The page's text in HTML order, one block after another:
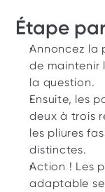
Étape
Annoncez la
de maintenir
la question.
Ensuite, les
deux à trois
les pliures
distinctes.
Action ! Les
adaptable